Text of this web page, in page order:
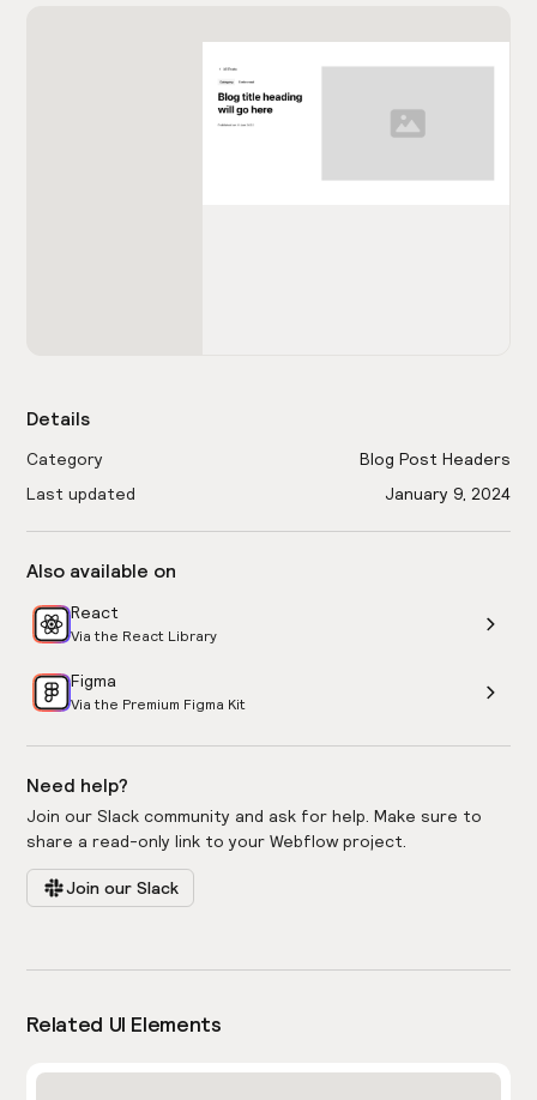
Details
Category
Blog Post Headers
Last updated
January 9, 2024
Also available on
React
Via the React Library
Figma
Via the Premium Figma Kit
Need help?
Join our Slack community and ask for help. Make sure to
share a read-only link to your Webflow project.
Join our Slack
Related UI Elements